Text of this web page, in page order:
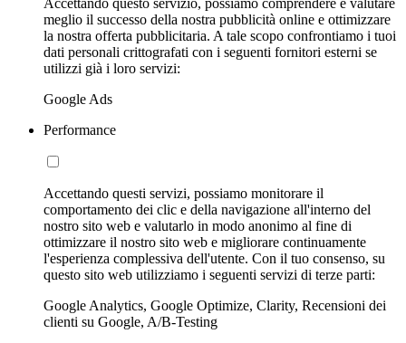
meglio il successo della nostra pubblicità online e ottimizzare
la nostra offerta pubblicitaria. A tale scopo confrontiamo i tuoi
dati personali crittografati con i seguenti fornitori esterni se
utilizzi già i loro servizi:
Google Ads
Performance
Accettando questi servizi, possiamo monitorare il
comportamento dei clic e della navigazione all'interno del
nostro sito web e valutarlo in modo anonimo al fine di
ottimizzare il nostro sito web e migliorare continuamente
l'esperienza complessiva dell'utente. Con il tuo consenso, su
questo sito web utilizziamo i seguenti servizi di terze parti:
Google Analytics, Google Optimize, Clarity, Recensioni dei
clienti su Google, A/B-Testing